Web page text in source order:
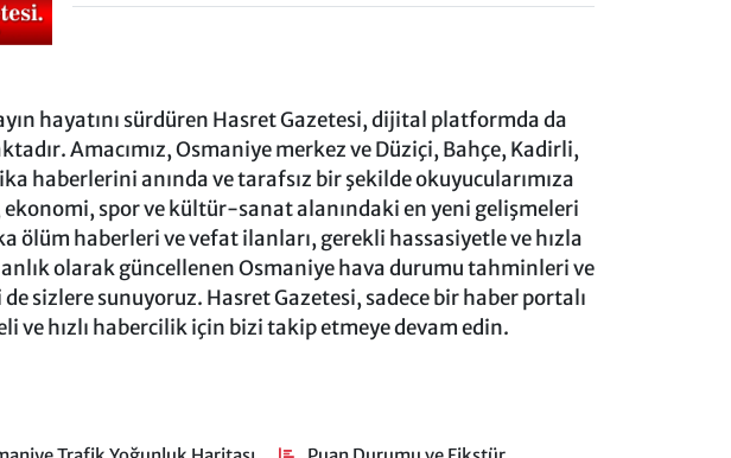
hayatını sürdüren Hasret Gazetesi, dijital platformda da
Amacımız, Osmaniye merkez ve Düziçi, Bahçe, Kadirli,
haberlerini anında ve tarafsız bir şekilde okuyucularımıza
spor ve kültür-sanat alanındaki en yeni gelişmeleri
ölüm haberleri ve vefat ilanları, gerekli hassasiyetle ve hızla
olarak güncellenen Osmaniye hava durumu tahminleri ve
sizlere sunuyoruz. Hasret Gazetesi, sadece bir haber portalı
ve hızlı habercilik için bizi takip etmeye devam edin.